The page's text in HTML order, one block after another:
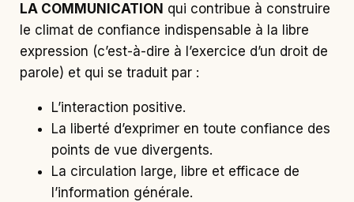
LA COMMUNICATION qui contribue à construire
le climat de confiance indispensable à la libre
expression (c’est-à-dire à l’exercice d’un droit de
parole) et qui se traduit par :
L’interaction positive.
La liberté d’exprimer en toute confiance des
points de vue divergents.
La circulation large, libre et efficace de
l’information générale.